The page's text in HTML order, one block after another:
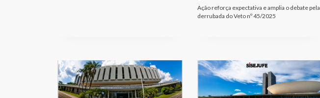
Ação reforça expectativa e amplia o debate pela
derrubada do Veto nº 45/2025